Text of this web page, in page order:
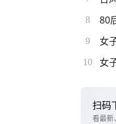
8 80
9 女
10 女
扫码
看最新